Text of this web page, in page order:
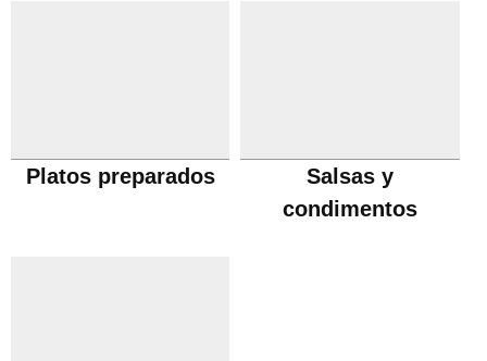
Platos preparados
Salsas y
condimentos